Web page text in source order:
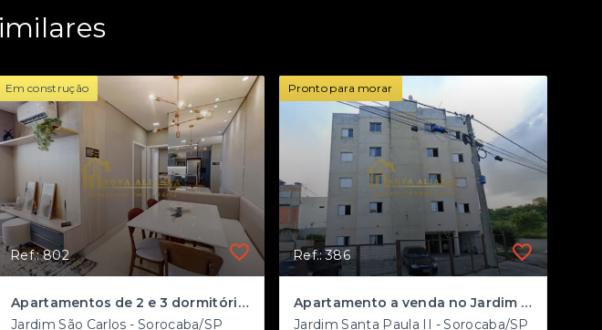
Em construção
Ref.: 802
Apartamentos de 2 e 3 dormitórios com lazer de alto padrão no Jardim São Carlos
Jardim São Carlos - Sorocaba/SP
Pronto para morar
Ref.: 386
Apartamento a venda no Jardim Santa Paula II
Jardim Santa Paula II - Sorocaba/SP